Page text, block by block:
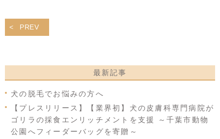
PREV
最新記事
犬の脱毛でお悩みの方へ
【プレスリリース】【業界初】犬の皮膚科専門病院が
ゴリラの採食エンリッチメントを支援 ～千葉市動物
公園へフィーダーバッグを寄贈～